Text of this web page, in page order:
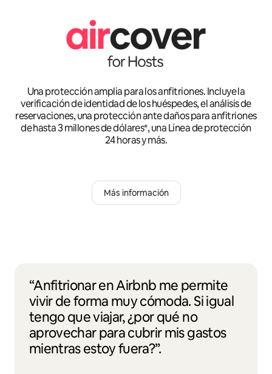
Una protección amplia para los anfitriones. Incluye la
verificación de identidad de los huéspedes, el análisis de
reservaciones, una protección ante daños para anfitriones
de hasta 3 millones de dólares*, una Línea de protección
24 horas y más.
Más información
“Anfitrionar en Airbnb me permite
vivir de forma muy cómoda. Si igual
tengo que viajar, ¿por qué no
aprovechar para cubrir mis gastos
mientras estoy fuera?”.